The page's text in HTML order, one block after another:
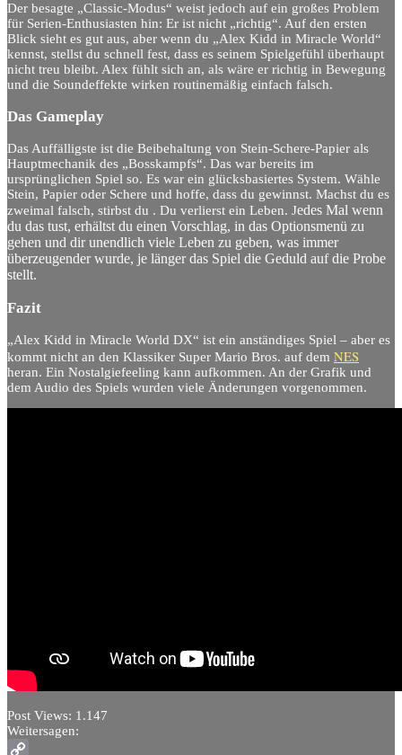
Der besagte „Classic-Modus“ weist jedoch auf ein großes Problem
für Serien-Enthusiasten hin: Er ist nicht „richtig“. Auf den ersten
Blick sieht es gut aus, aber wenn du „Alex Kidd in Miracle World“
kennst, stellst du schnell fest, dass es seinem Spielgefühl überhaupt
nicht treu bleibt. Alex fühlt sich an, als wäre er richtig in Bewegung
und die Soundeffekte wirken routinemäßig einfach falsch.
Das Gameplay
Das Auffälligste ist die Beibehaltung von Stein-Schere-Papier als
Hauptmechanik des „Bosskampfs“. Das war bereits im
ursprünglichen Spiel so. Es war ein glücksbasiertes System. Wähle
Stein, Papier oder Schere und hoffe, dass du gewinnst. Machst du es
zweimal falsch, stirbst du . Du verlierst ein Leben. Jedes Mal wenn
du das tust, erhältst du einen Vorschlag, in das Optionsmenü zu
gehen und dir unendlich viele Leben zu geben, was immer
überzeugender wurde, je länger das Spiel die Geduld auf die Probe
stellt.
Fazit
„Alex Kidd in Miracle World DX“ ist ein anständiges Spiel – aber es
kommt nicht an den Klassiker Super Mario Bros. auf dem NES
heran. Ein Nostalgiefeeling kann aufkommen. An der Grafik und
dem Audio des Spiels wurden viele Änderungen vorgenommen.
Post Views: 1.147
Weitersagen: